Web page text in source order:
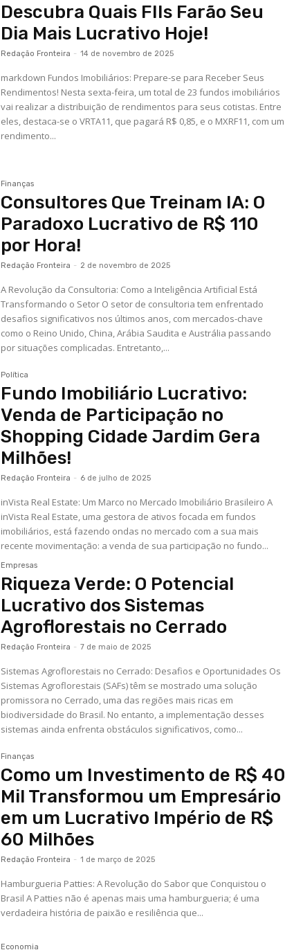
Descubra Quais FIIs Farão Seu
Dia Mais Lucrativo Hoje!
Redação Fronteira - 14 de novembro de 2025
markdown Fundos Imobiliários: Prepare-se para Receber Seus
Rendimentos! Nesta sexta-feira, um total de 23 fundos imobiliários
vai realizar a distribuição de rendimentos para seus cotistas. Entre
eles, destaca-se o VRTA11, que pagará R$ 0,85, e o MXRF11, com um
rendimento...
Finanças
Consultores Que Treinam IA: O
Paradoxo Lucrativo de R$ 110
por Hora!
Redação Fronteira - 2 de novembro de 2025
A Revolução da Consultoria: Como a Inteligência Artificial Está
Transformando o Setor O setor de consultoria tem enfrentado
desafios significativos nos últimos anos, com mercados-chave
como o Reino Unido, China, Arábia Saudita e Austrália passando
por situações complicadas. Entretanto,...
Política
Fundo Imobiliário Lucrativo:
Venda de Participação no
Shopping Cidade Jardim Gera
Milhões!
Redação Fronteira - 6 de julho de 2025
inVista Real Estate: Um Marco no Mercado Imobiliário Brasileiro A
inVista Real Estate, uma gestora de ativos focada em fundos
imobiliários, está fazendo ondas no mercado com a sua mais
recente movimentação: a venda de sua participação no fundo...
Empresas
Riqueza Verde: O Potencial
Lucrativo dos Sistemas
Agroflorestais no Cerrado
Redação Fronteira - 7 de maio de 2025
Sistemas Agroflorestais no Cerrado: Desafios e Oportunidades Os
Sistemas Agroflorestais (SAFs) têm se mostrado uma solução
promissora no Cerrado, uma das regiões mais ricas em
biodiversidade do Brasil. No entanto, a implementação desses
sistemas ainda enfrenta obstáculos significativos, como...
Finanças
Como um Investimento de R$ 40
Mil Transformou um Empresário
em um Lucrativo Império de R$
60 Milhões
Redação Fronteira - 1 de março de 2025
Hamburgueria Patties: A Revolução do Sabor que Conquistou o
Brasil A Patties não é apenas mais uma hamburgueria; é uma
verdadeira história de paixão e resiliência que...
Economia